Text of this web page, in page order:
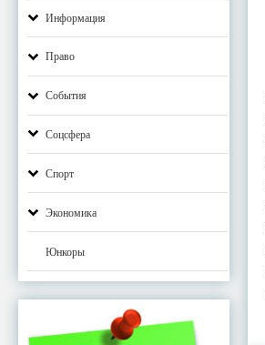
Информация
Право
События
Соцсфера
Спорт
Экономика
Юнкоры